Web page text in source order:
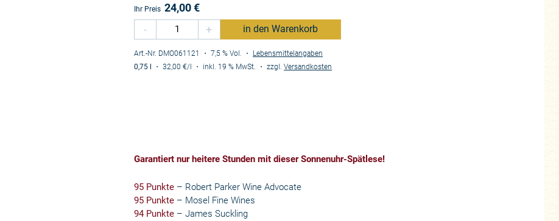
Ihr Preis 24,00€
-
+ in den Warenkorb
Art.-Nr. DMO061121 ・ 7,5 % Vol. ・ Lebensmittelangaben
0,75 l ・32,00 €/l ・ inkl. 19 % MwSt. ・zzgl.Versandkosten
Garantiert nur heitere Stunden mit dieser Sonnenuhr-Spätlese!
95 Punkte – Robert ParkerWine Advocate
95 Punkte – Mosel Fine Wines
94 Punkte –James Suckling